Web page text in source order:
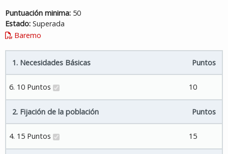
Puntuación minima: 50
Estado: Superada
Baremo
1. Necesidades Básicas Puntos
6. 10 Puntos 10
2. Fijación de la población Puntos
4. 15 Puntos 15